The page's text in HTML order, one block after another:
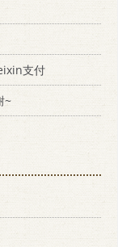
支付
~